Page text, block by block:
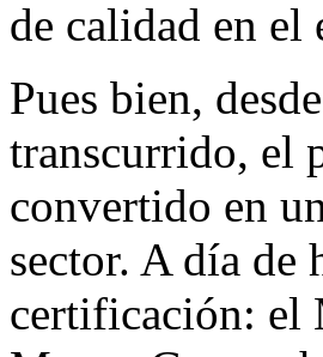
de calidad en el
Pues bien,
transcurrido, el
convertido en
sector. A día de
certificación: el